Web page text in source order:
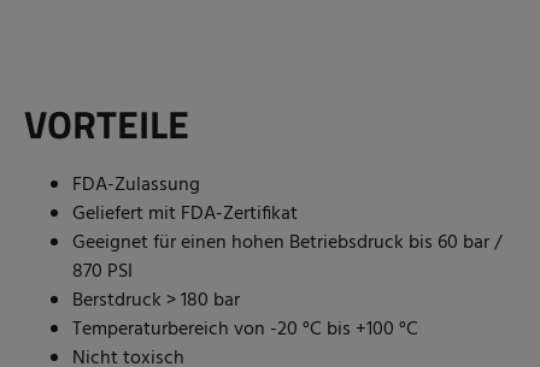
VORTEILE
FDA-Zulassung
Geliefert mit FDA-Zertifikat
Geeignet für einen hohen Betriebsdruck bis 60 bar /
870 PSI
Berstdruck > 180 bar
Temperaturbereich von -20 °C bis +100 °C
Nicht toxisch